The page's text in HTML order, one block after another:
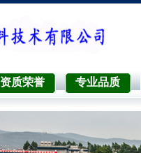
资质荣誉 专业品质